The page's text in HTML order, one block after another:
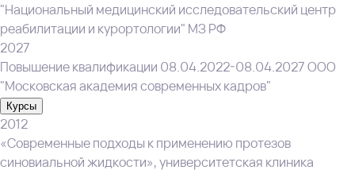
"Национальный медицинский исследовательский центр
реабилитации и курортологии" МЗ РФ
2027
Повышение квалификации 08.04.2022-08.04.2027 ООО
"Московская академия современных кадров"
Курсы
2012
«Современные подходы к применению протезов
синовиальной жидкости», университетская клиника